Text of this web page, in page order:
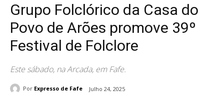
Grupo Folclórico da Casa do
Povo de Arões promove 39º
Festival de Folclore
Este sábado, na Arcada, em Fafe.
Por Expresso de Fafe Julho 24, 2025